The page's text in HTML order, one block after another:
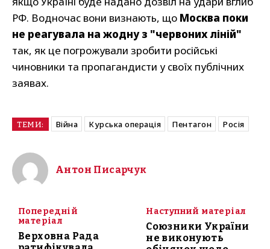
РФ. Водночас вони визнають, що Москва поки
не реагувала на жодну з "червоних ліній"
так, як це погрожували зробити російські
чиновники та пропагандисти у своїх публічних
заявах.
ТЕМИ: Війна Курська операція Пентагон Росія
Антон Писарчук
Попередній
матеріал
Верховна Рада
Наступний матеріал
Союзники України
не виконують